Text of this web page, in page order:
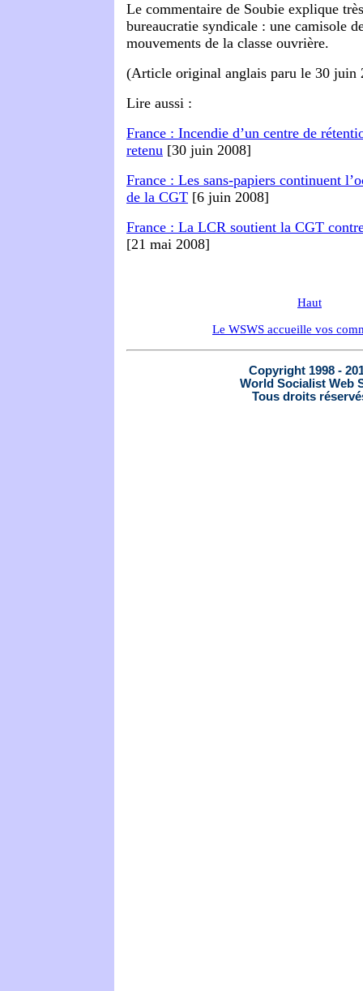
Le commentaire de Soubie explique
bureaucratie syndicale : une camisole
mouvements de la classe ouvrière.
(Article original anglais paru le 30 juin
Lire aussi :
France : Incendie d’un centre de
retenu [30 juin 2008]
France : Les sans-papiers continuent
de la CGT [6 juin 2008]
France : La LCR soutient la CGT
[21 mai 2008]
Haut
Le WSWS accueille vos
Copyright 1998 -
World Socialist Web
Tous droits